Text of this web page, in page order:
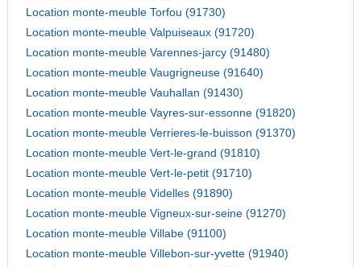
Location monte-meuble Torfou (91730)
Location monte-meuble Valpuiseaux (91720)
Location monte-meuble Varennes-jarcy (91480)
Location monte-meuble Vaugrigneuse (91640)
Location monte-meuble Vauhallan (91430)
Location monte-meuble Vayres-sur-essonne (91820)
Location monte-meuble Verrieres-le-buisson (91370)
Location monte-meuble Vert-le-grand (91810)
Location monte-meuble Vert-le-petit (91710)
Location monte-meuble Videlles (91890)
Location monte-meuble Vigneux-sur-seine (91270)
Location monte-meuble Villabe (91100)
Location monte-meuble Villebon-sur-yvette (91940)